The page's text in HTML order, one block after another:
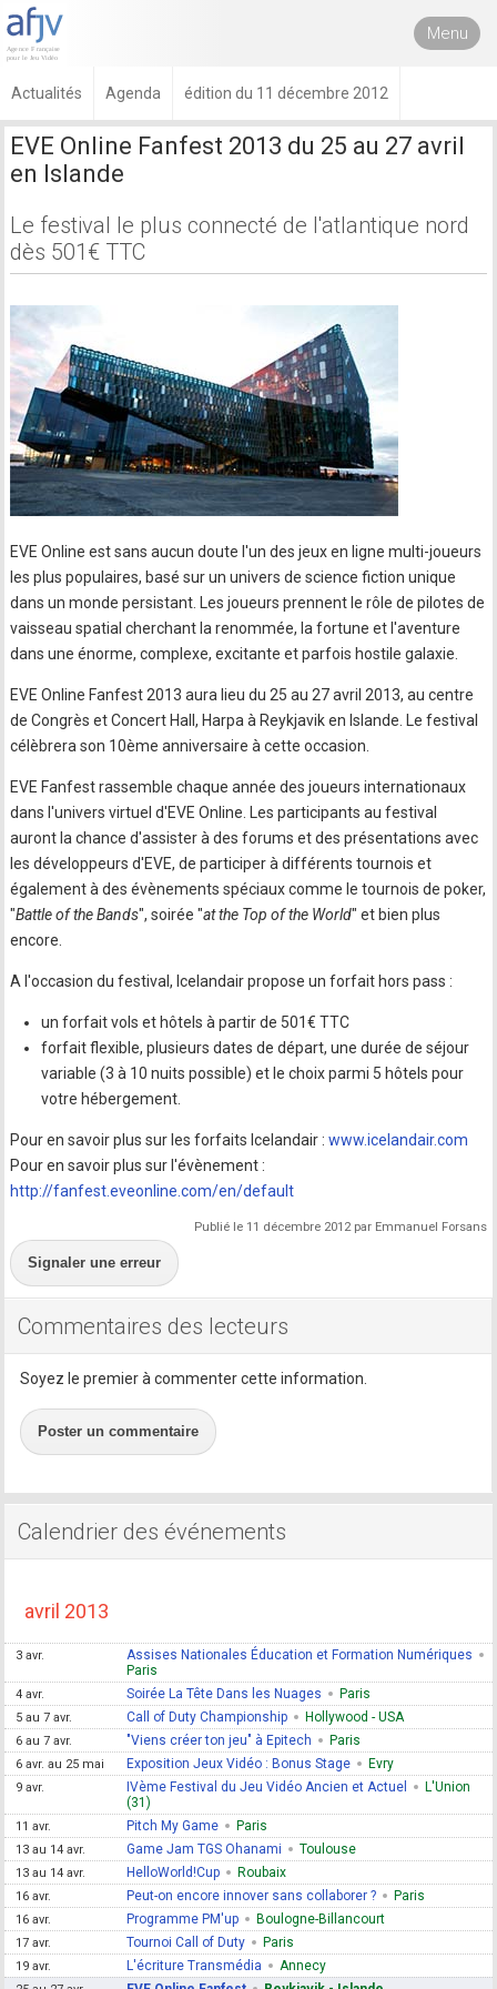
Menu
Actualités Agenda édition du 11 décembre 2012
EVE Online Fanfest 2013 du 25 au 27 avril
en Islande
Le festival le plus connecté de l'atlantique nord
dès 501€ TTC
EVE Online est sans aucun doute l'un des jeux en ligne multi-joueurs
les plus populaires, basé sur un univers de science fiction unique
dans un monde persistant. Les joueurs prennent le rôle de pilotes de
vaisseau spatial cherchant la renommée, la fortune et l'aventure
dans une énorme, complexe, excitante et parfois hostile galaxie.
EVE Online Fanfest 2013 aura lieu du 25 au 27 avril 2013, au centre
de Congrès et Concert Hall, Harpa à Reykjavik en Islande. Le festival
célèbrera son 10ème anniversaire à cette occasion.
EVE Fanfest rassemble chaque année des joueurs internationaux
dans l'univers virtuel d'EVE Online. Les participants au festival
auront la chance d'assister à des forums et des présentations avec
les développeurs d'EVE, de participer à différents tournois et
également à des évènements spéciaux comme le tournois de poker,
"Battle of the Bands", soirée "at the Top of the World" et bien plus
encore.
A l'occasion du festival, Icelandair propose un forfait hors pass :
un forfait vols et hôtels à partir de 501€ TTC
forfait flexible, plusieurs dates de départ, une durée de séjour
variable (3 à 10 nuits possible) et le choix parmi 5 hôtels pour
votre hébergement.
Pour en savoir plus sur les forfaits Icelandair :www.icelandair.com
Pour en savoir plus sur l'évènement :
http://fanfest.eveonline.com/en/default
Publié le 11 décembre 2012 par Emmanuel Forsans
Signaler une erreur
Commentaires des lecteurs
Soyez le premier à commenter cette information.
Poster un commentaire
Calendrier des événements
avril 2013
3 avr.
Assises Nationales Éducation et Formation Numériques
Paris
4 avr. Soirée La Tête Dans les Nuages Paris
5 au 7 avr. Call of Duty Championship Hollywood - USA
6 au 7 avr. "Viens créer ton jeu" à Epitech Paris
6 avr. au 25 mai Exposition Jeux Vidéo : Bonus Stage Evry
9 avr. IVème Festival du Jeu Vidéo Ancien et Actuel
L'Union
(31)
11 avr. Pitch My Game Paris
13 au 14 avr. Game Jam TGS Ohanami Toulouse
13 au 14 avr. HelloWorld!Cup Roubaix
16 avr. Peut-on encore innover sans collaborer ? Paris
16 avr. Programme PM'up Boulogne-Billancourt
17 avr. Tournoi Call of Duty Paris
19 avr. L'écriture Transmédia Annecy